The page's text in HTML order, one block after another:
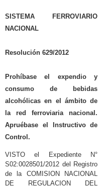
SISTEMA FERROVIARIO
NACIONAL
Resolución 629/2012
Prohíbase el expendio y
consumo de bebidas
alcohólicas en el ámbito de
la red ferroviaria nacional.
Apruébase el Instructivo de
Control.
VISTO el Expediente N°
S02:0028501/2012 del Registro
de la COMISION NACIONAL
DE REGULACION DEL